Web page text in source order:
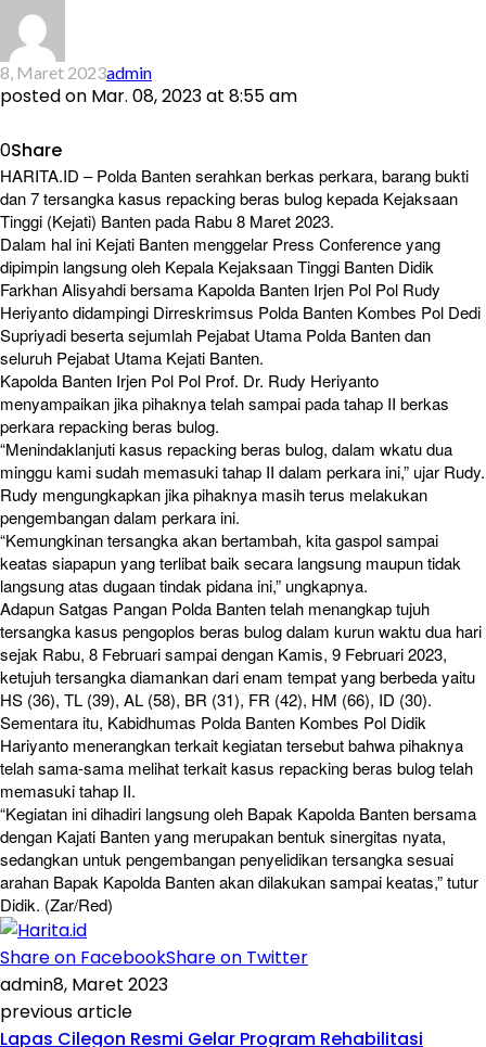
8, Maret 2023admin
posted on Mar. 08, 2023 at 8:55 am
0Share
HARITA.ID – Polda Banten serahkan berkas perkara, barang bukti
dan 7 tersangka kasus repacking beras bulog kepada Kejaksaan
Tinggi (Kejati) Banten pada Rabu 8 Maret 2023.
Dalam hal ini Kejati Banten menggelar Press Conference yang
dipimpin langsung oleh Kepala Kejaksaan Tinggi Banten Didik
Farkhan Alisyahdi bersama Kapolda Banten Irjen Pol Pol Rudy
Heriyanto didampingi Dirreskrimsus Polda Banten Kombes Pol Dedi
Supriyadi beserta sejumlah Pejabat Utama Polda Banten dan
seluruh Pejabat Utama Kejati Banten.
Kapolda Banten Irjen Pol Pol Prof. Dr. Rudy Heriyanto
menyampaikan jika pihaknya telah sampai pada tahap II berkas
perkara repacking beras bulog.
“Menindaklanjuti kasus repacking beras bulog, dalam wkatu dua
minggu kami sudah memasuki tahap II dalam perkara ini,” ujar Rudy.
Rudy mengungkapkan jika pihaknya masih terus melakukan
pengembangan dalam perkara ini.
“Kemungkinan tersangka akan bertambah, kita gaspol sampai
keatas siapapun yang terlibat baik secara langsung maupun tidak
langsung atas dugaan tindak pidana ini,” ungkapnya.
Adapun Satgas Pangan Polda Banten telah menangkap tujuh
tersangka kasus pengoplos beras bulog dalam kurun waktu dua hari
sejak Rabu, 8 Februari sampai dengan Kamis, 9 Februari 2023,
ketujuh tersangka diamankan dari enam tempat yang berbeda yaitu
HS (36), TL (39), AL (58), BR (31), FR (42), HM (66), ID (30).
Sementara itu, Kabidhumas Polda Banten Kombes Pol Didik
Hariyanto menerangkan terkait kegiatan tersebut bahwa pihaknya
telah sama-sama melihat terkait kasus repacking beras bulog telah
memasuki tahap II.
“Kegiatan ini dihadiri langsung oleh Bapak Kapolda Banten bersama
dengan Kajati Banten yang merupakan bentuk sinergitas nyata,
sedangkan untuk pengembangan penyelidikan tersangka sesuai
arahan Bapak Kapolda Banten akan dilakukan sampai keatas,” tutur
Didik. (Zar/Red)
Share on FacebookShare on Twitter
admin8, Maret 2023
previous article
Lapas Cilegon Resmi Gelar Program Rehabilitasi